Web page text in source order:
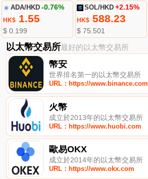
ADA/HKD -0.76%
HK$1.55
$ 0.199
SOL/HKD +2.15%
HK$ 588.23
$ 75.501
以太幣交易所最好的以太幣交易所
幣安
世界排名第一的以太幣交易所
URL：https://www.binance.com
火幣
成立於2013年的以太幣交易所
URL：https://www.huobi.com
歐易OKX
成立於2014年的以太幣交易所
URL：https://www.okx.com